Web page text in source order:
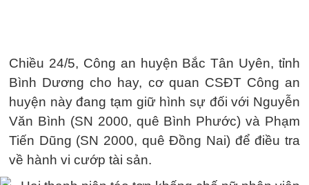
Chiều 24/5, Công an huyện Bắc Tân Uyên, tỉnh
Bình Dương cho hay, cơ quan CSĐT Công an
huyện này đang tạm giữ hình sự đối với Nguyễn
Văn Bình (SN 2000, quê Bình Phước) và Phạm
Tiến Dũng (SN 2000, quê Đồng Nai) để điều tra
về hành vi cướp tài sản.